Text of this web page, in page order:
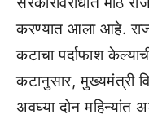
करण्यात आला आहे.
कटाचा पर्दाफाश
कटानुसार, मुख्यमंत्री
अवघ्या दोन महिन्यांत